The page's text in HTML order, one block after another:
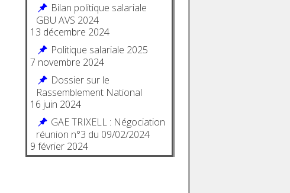
Bilan politique salariale
GBU AVS 2024
13 décembre 2024
Politique salariale 2025
7 novembre 2024
Dossier sur le
Rassemblement National
16 juin 2024
GAE TRIXELL : Négociation
réunion n°3 du 09/02/2024
9 février 2024